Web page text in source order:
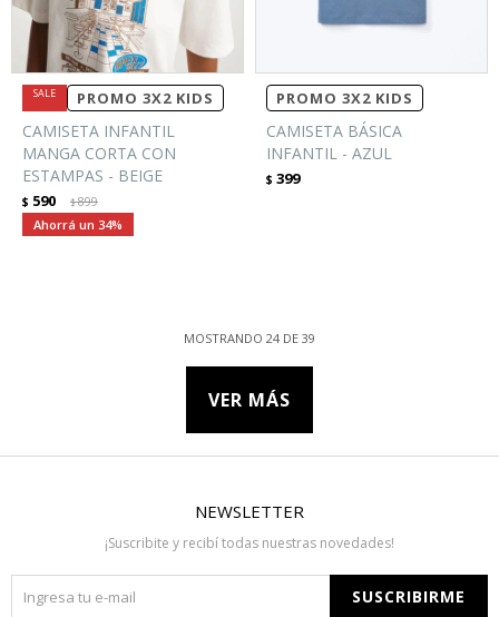
PROMO 3X2 KIDS
CAMISETA INFANTIL
MANGA CORTA CON
ESTAMPAS - BEIGE
$ 590 $899
34
PROMO 3X2 KIDS
CAMISETA BÁSICA
INFANTIL - AZUL
$ 399
MOSTRANDO 24 DE 39
VER MÁS
NEWSLETTER
¡Suscribite y recibí todas nuestras novedades!
SUSCRIBIRME